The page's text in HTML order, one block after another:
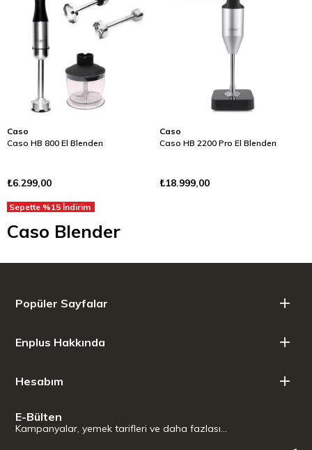
Caso
Caso HB 800 El Blenderı
₺6.299,00
Sepette %15 İndirim
Caso
Caso HB 2200 Pro El Blenderı
₺18.999,00
Caso Blender
Popüler Sayfalar
Enplus Hakkında
Hesabım
E-Bülten
Kampanyalar, yemek tarifleri ve daha fazlası…